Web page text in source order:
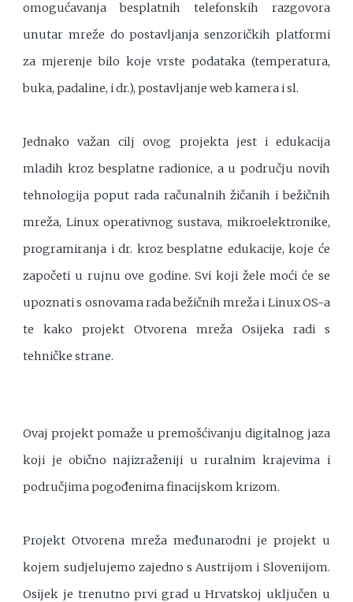
omogućavanja besplatnih telefonskih razgovora
unutar mreže do postavljanja senzoričkih platformi
za mjerenje bilo koje vrste podataka (temperatura,
buka, padaline, i dr.), postavljanje web kamera i sl.
Jednako važan cilj ovog projekta jest i edukacija
mladih kroz besplatne radionice, a u području novih
tehnologija poput rada računalnih žičanih i bežičnih
mreža, Linux operativnog sustava, mikroelektronike,
programiranja i dr. kroz besplatne edukacije, koje će
započeti u rujnu ove godine. Svi koji žele moći će se
upoznati s osnovama rada bežičnih mreža i Linux OS-a
te kako projekt Otvorena mreža Osijeka radi s
tehničke strane.
Ovaj projekt pomaže u premošćivanju digitalnog jaza
koji je obično najizraženiji u ruralnim krajevima i
područjima pogođenima finacijskom krizom.
Projekt Otvorena mreža međunarodni je projekt u
kojem sudjelujemo zajedno s Austrijom i Slovenijom.
Osijek je trenutno prvi grad u Hrvatskoj uključen u